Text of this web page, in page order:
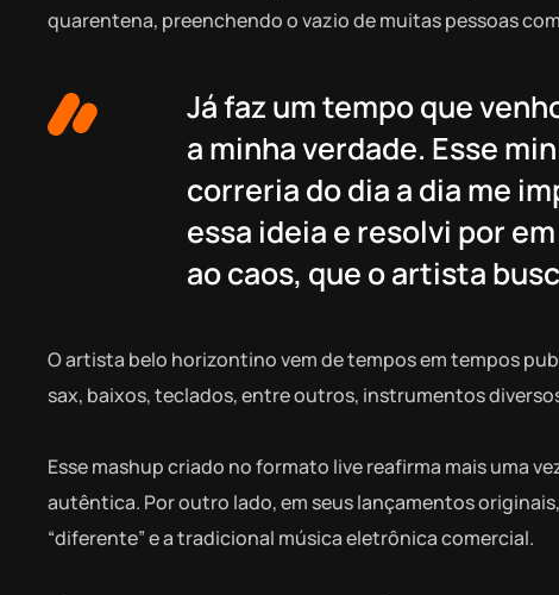
quarentena, preenchendo o vazio de muitas pessoas
Já faz um tempo que
a minha verdade. Esse
correria do dia a dia me
essa ideia e resolvi por
ao caos, que o artista
O artista belo horizontino vem de tempos em tempos
sax, baixos, teclados, entre outros, instrumentos
Esse mashup criado no formato live reafirma mais uma
autêntica. Por outro lado, em seus lançamentos
“diferente” e a tradicional música eletrônica comercial.